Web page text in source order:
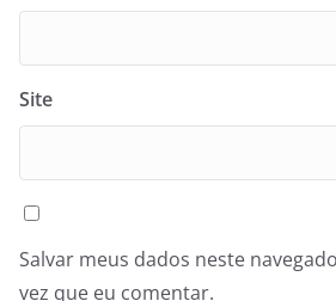
Site
Salvar meus dados neste
vez que eu comentar.